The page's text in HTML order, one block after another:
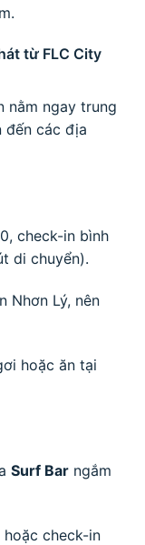
từ FLC City
nằm ngay trung
đến các địa
check-in bình
di chuyển).
Nhơn Lý, nên
hoặc ăn tại
Surf Barngắm
hoặc check-in